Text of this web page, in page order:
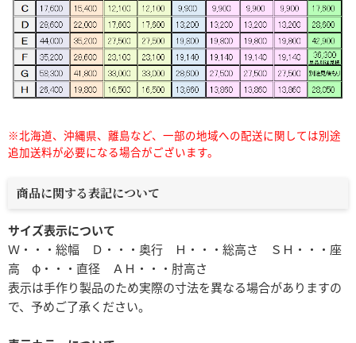
※北海道、沖縄県、離島など、一部の地域への配送に関しては別途
追加送料が必要になる場合がございます。
商品に関する表記について
サイズ表示について
Ｗ・・・総幅 Ｄ・・・奥行 Ｈ・・・総高さ ＳＨ・・・座
高 φ・・・直径 ＡＨ・・・肘高さ
表示は手作り製品のため実際の寸法を異なる場合がありますの
で、予めご了承ください。